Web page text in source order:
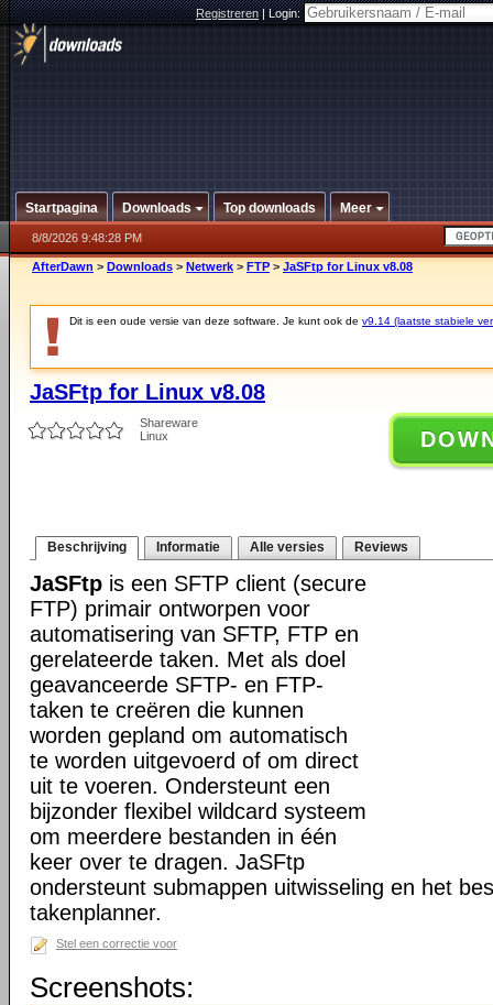
Registreren|Login:
Startpagina Downloads Top downloads Meer
8/8/2026 9:48:28 PM
AfterDawn > Downloads > Netwerk > FTP > JaSFtp for Linux v8.08
Dit is een oude versie van deze software. Je kunt ook de v9.14 (laatste stabiele
JaSFtp for Linux v8.08
Shareware
Linux
Beschrijving Informatie Alle versies Reviews
JaSFtp is een SFTP client (secure
FTP) primair ontworpen voor
automatisering van SFTP, FTP en
gerelateerde taken. Met als doel
geavanceerde SFTP- en FTP-
taken te creëren die kunnen
worden gepland om automatisch
te worden uitgevoerd of om direct
uit te voeren. Ondersteunt een
bijzonder flexibel wildcard systeem
om meerdere bestanden in één
keer over te dragen. JaSFtp
ondersteunt submappen uitwisseling en het
takenplanner.
Stel een correctie voor
Screenshots: